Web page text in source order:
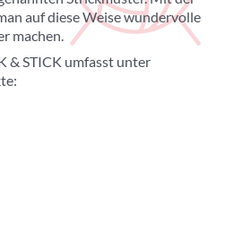
auf diese Weise wundervolle
machen.
& STICK umfasst unter